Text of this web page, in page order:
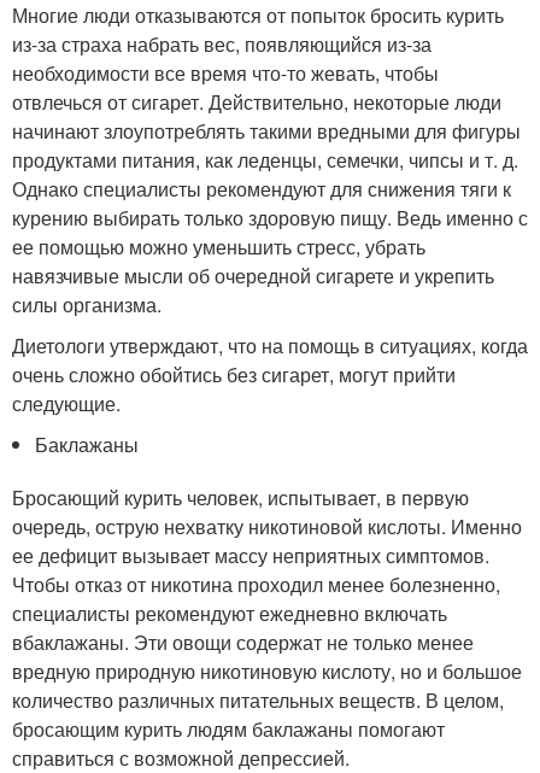
Многие люди отказываются от попыток бросить курить
из-за страха набрать вес, появляющийся из-за
необходимости все время что-то жевать, чтобы
отвлечься от сигарет. Действительно, некоторые люди
начинают злоупотреблять такими вредными для фигуры
продуктами питания, как леденцы, семечки, чипсы и т. д.
Однако специалисты рекомендуют для снижения тяги к
курению выбирать только здоровую пищу. Ведь именно с
ее помощью можно уменьшить стресс, убрать
навязчивые мысли об очередной сигарете и укрепить
силы организма.
Диетологи утверждают, что на помощь в ситуациях, когда
очень сложно обойтись без сигарет, могут прийти
следующие.
Баклажаны
Бросающий курить человек, испытывает, в первую
очередь, острую нехватку никотиновой кислоты. Именно
ее дефицит вызывает массу неприятных симптомов.
Чтобы отказ от никотина проходил менее болезненно,
специалисты рекомендуют ежедневно включать
вбаклажаны. Эти овощи содержат не только менее
вредную природную никотиновую кислоту, но и большое
количество различных питательных веществ. В целом,
бросающим курить людям баклажаны помогают
справиться с возможной депрессией.